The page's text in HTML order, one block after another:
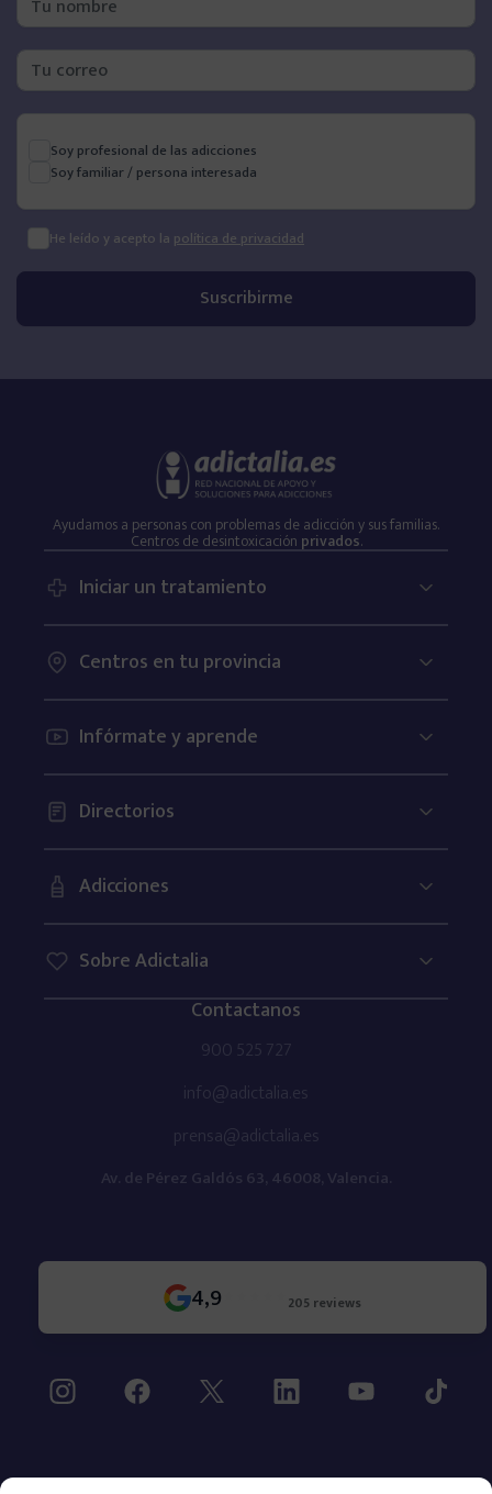
ONG’s y Asociaciones
Entidades públicas
Haz tu test de adicciones
Cocaína
Heroína
Fármacos
Móvil
Videojuegos
Compras
Quiénes somos
Cómo apoyamos a las familias
Nuestro compromiso ético
Preguntas frecuentes
Soy profesional de las adicciones
Soy familiar / persona interesada
He leído y acepto la política de privacidad
Ayudamos a personas con problemas de adicción y sus familias.
Centros de desintoxicación privados.
Iniciar un tratamiento
Centros en tu provincia
Infórmate y aprende
Directorios
Adicciones
Sobre Adictalia
Contactanos
900 525 727
info@adictalia.es
prensa@adictalia.es
Av. de Pérez Galdós 63, 46008, Valencia.
4,9 205 reviews